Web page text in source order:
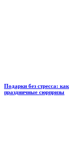
Подарки без стресса:
праздничные сюрпризы